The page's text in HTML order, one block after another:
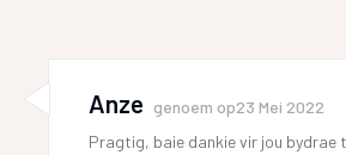
Anze genoem op23 Mei 2022
Pragtig, baie dankie vir jou bydrae